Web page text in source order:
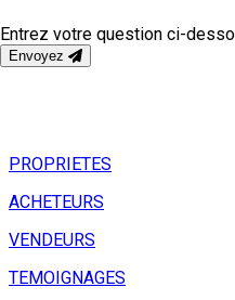
PROPRIETES
ACHETEURS
VENDEURS
TEMOIGNAGES
Entrez votre question ci-
Envoyez